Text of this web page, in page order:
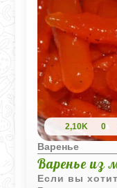
2,10K 0
Варенье
Варенье из
Если вы